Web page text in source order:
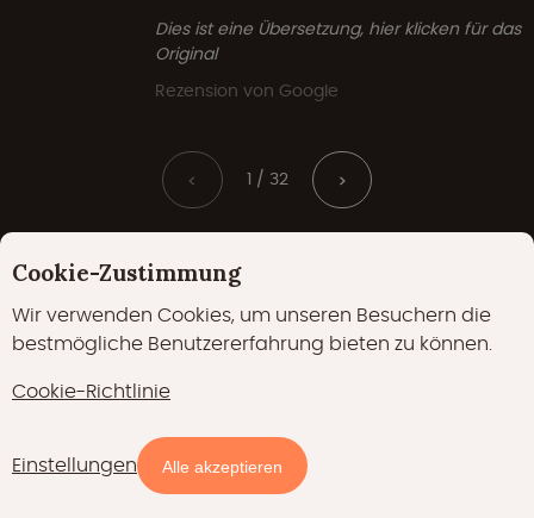
Dies ist eine Übersetzung, hier klicken für das
Original
Rezension von Google
< 1 / 32 >
Cookie-Zustimmung
Wir verwenden Cookies, um unseren Besuchern die
bestmögliche Benutzererfahrung bieten zu können.
Cookie-Richtlinie
Einstellungen Alle akzeptieren